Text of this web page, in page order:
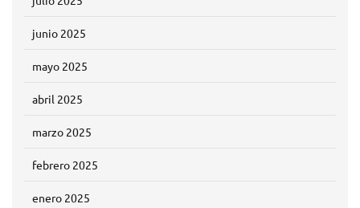
junio 2025
mayo 2025
abril 2025
marzo 2025
febrero 2025
enero 2025